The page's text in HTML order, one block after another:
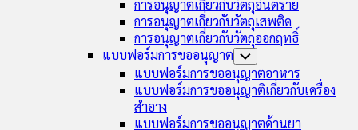
การอนุญาตเกี่ยวกับวัตถุอันตราย
การอนุญาตเกี่ยวกับวัตถุเสพติด
การอนุญาตเกี่ยวกับวัตถุออกฤทธิ์
แบบฟอร์มการขออนุญาต Toggle
Child
Menu
แบบฟอร์มการขออนุญาตอาหาร
แบบฟอร์มการขออนุญาติเกี่ยวกับเครื่อง
สำอาง
แบบฟอร์มการขออนุญาตด้านยา